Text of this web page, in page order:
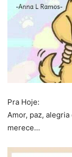
Pra Hoje:
Amor, paz,
merece…